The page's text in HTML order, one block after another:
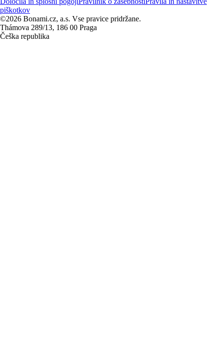
piškotkov
©2026 Bonami.cz, a.s. Vse pravice pridržane.
Thámova 289/13, 186 00 Praga
Češka republika